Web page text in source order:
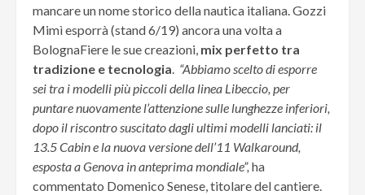
mancare un nome storico della nautica italiana. Gozzi
Mimì esporrà (stand 6/19) ancora una volta a
BolognaFiere le sue creazioni, mix perfetto tra
tradizione e tecnologia. “Abbiamo scelto di esporre
sei tra i modelli più piccoli della linea Libeccio, per
puntare nuovamente l’attenzione sulle lunghezze inferiori,
dopo il riscontro suscitato dagli ultimi modelli lanciati: il
13.5 Cabin e la nuova versione dell’11 Walkaround,
esposta a Genova in anteprima mondiale”, ha
commentato Domenico Senese, titolare del cantiere.